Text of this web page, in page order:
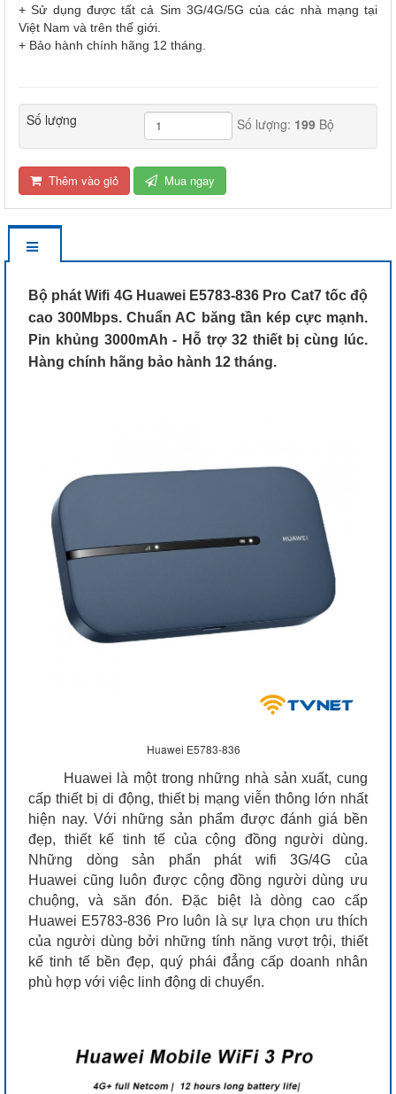
+ Sử dụng được tất cả Sim 3G/4G/5G của các nhà mạng tại
Việt Nam và trên thế giới.
+ Bảo hành chính hãng 12 tháng.
Số lượng Số lượng: 199Bộ
Thêm vào giỏ Mua ngay
Bộ phát Wifi 4G Huawei E5783-836 Pro Cat7 tốc độ
cao 300Mbps. Chuẩn AC băng tần kép cực mạnh.
Pin khủng 3000mAh - Hỗ trợ 32 thiết bị cùng lúc.
Hàng chính hãng bảo hành 12 tháng.
Huawei E5783-836
Huawei là một trong những nhà sản xuất, cung
cấp thiết bị di động, thiết bị mạng viễn thông lớn nhất
hiện nay. Với những sản phẩm được đánh giá bền
đẹp, thiết kế tinh tế của cộng đồng người dùng.
Những dòng sản phẩn phát wifi 3G/4G của
Huawei cũng luôn được cộng đồng người dùng ưu
chuộng, và săn đón. Đặc biệt là dòng cao cấp
Huawei E5783-836 Pro luôn là sự lựa chọn ưu thích
của người dùng bởi những tính năng vượt trội, thiết
kế tinh tế bền đẹp, quý phái đẳng cấp doanh nhân
phù hợp với việc linh động di chuyển.